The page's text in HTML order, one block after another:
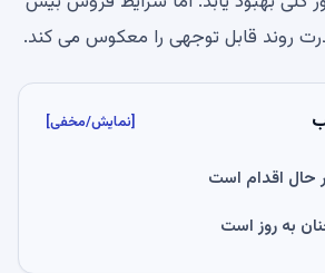
روند قابل توجهی را معکوس می کند.
[نمایش/مخفی]
حال اقدام است
به روز است